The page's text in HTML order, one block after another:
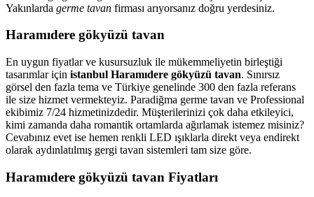
Yakınlarda germe tavan firması arıyorsanız doğru yerdesiniz.
Haramıdere gökyüzü tavan
En uygun fiyatlar ve kusursuzluk ile mükemmeliyetin birleştiği
tasarımlar için istanbul Haramıdere gökyüzü tavan. Sınırsız
görsel den fazla tema ve Türkiye genelinde 300 den fazla referans
ile size hizmet vermekteyiz. Paradiğma germe tavan ve Professional
ekibimiz 7/24 hizmetinizdedir. Müşterilerinizi çok daha etkileyici,
kimi zamanda daha romantik ortamlarda ağırlamak istemez misiniz?
Cevabınız evet ise hemen renkli LED ışıklarla direkt veya endirekt
olarak aydınlatılmış gergi tavan sistemleri tam size göre.
Haramıdere gökyüzü tavan Fiyatları